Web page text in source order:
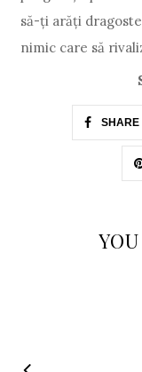
să-ți arăți
nimic care să
SHARE